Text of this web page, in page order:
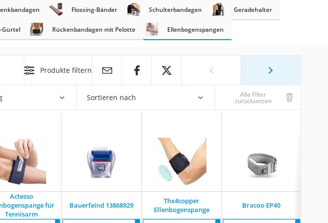
Flossing-Bänder Schulterbandagen Geradehalter
Gürtel Rückenbandagen mit Pelotte Ellenbogenspangen
Produkte filtern
Sortieren nach Alle Filter
zurücksetzen
Actesso
für
Tennisarm
Bauerfeind 13868929
Thx4copper
Ellenbogenspange
Bracoo EP40